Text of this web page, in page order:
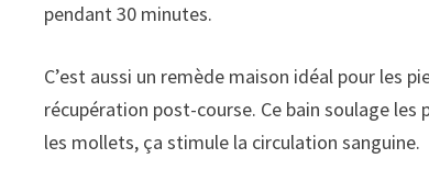
pendant 30 minutes.
C’est aussi un remède maison idéal pour les
récupération post-course. Ce bain soulage
les mollets, ça stimule la circulation sanguine.